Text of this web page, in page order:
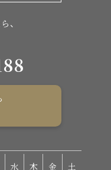
、
水 木 金 土